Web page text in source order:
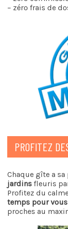
– zéro frais de
PROFITEZ
Chaque gîte a sa
jardins fleuris
Profitez du
temps pour vous
proches au